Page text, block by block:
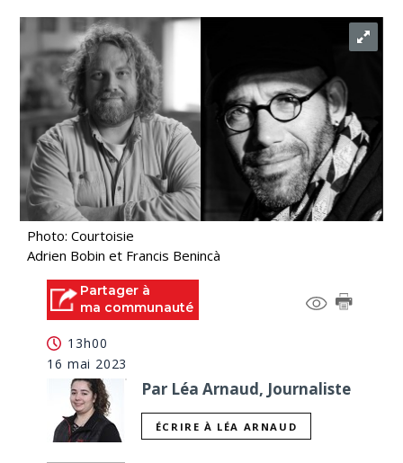
Photo: Courtoisie
Adrien Bobin et Francis Benincà
Partager à
ma communauté
13h00
16 mai 2023
Par Léa Arnaud, Journaliste
ÉCRIRE À LÉA ARNAUD